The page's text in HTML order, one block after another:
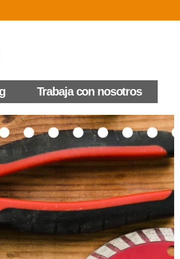
Trabaja con nosotros